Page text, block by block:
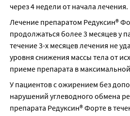
через 4 недели от начала лечения.
Лечение препаратом Редуксин®
продолжаться более 3 месяцев у
течение 3-х месяцев лечения не
уровня снижения массы тела от
приеме препарата в
У пациентов с ожирением без
нарушений углеводного обмена
препарата Редуксин® Форте в